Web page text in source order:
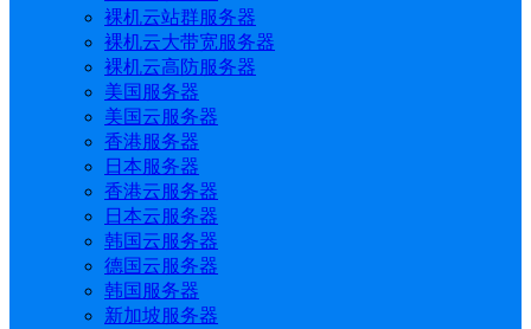
裸机云站群服务器
裸机云大带宽服务器
裸机云高防服务器
美国服务器
美国云服务器
香港服务器
日本服务器
香港云服务器
日本云服务器
韩国云服务器
德国云服务器
韩国服务器
新加坡服务器